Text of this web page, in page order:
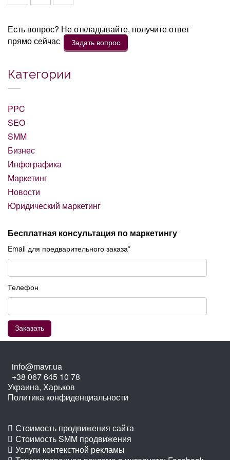
Есть вопрос? Не откладывайте, получите ответ
прямо сейчас
Задать вопрос
Категории
PPC
SEO
SMM
Бизнес
Инфографика
Маркетинг
Новости
Юридический маркетинг
Бесплатная консультация по маркетингу
Email для предварительного заказа*
Телефон
info@mavr.ua
+38 067 645 10 78
Украина, Харьков
Политика конфиденциальности
Стоимость продвижения сайта
Стоимость SMM продвижения
Услуги контекстной рекламы